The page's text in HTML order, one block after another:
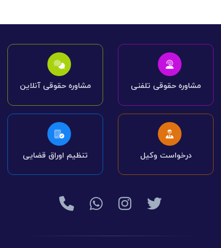
مشاوره حقوقی تلفنی مشاوره حقوقی آنلاین
درخواست وکیل تنظیم اوراق قضایی